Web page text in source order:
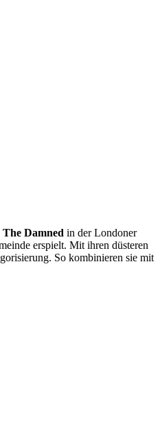
The Damned in der Londoner
erspielt. Mit ihren düsteren
So kombinieren sie mit